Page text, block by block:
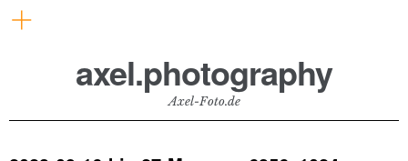
axel.photography
Axel-Foto.de